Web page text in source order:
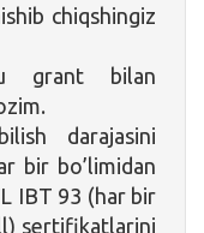
chiqshingiz
grant bilan
darajasini
bir bo’limidan
IBT 93 (har bir
sertifikatlarini